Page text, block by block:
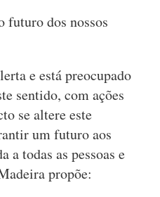
futuro dos nossos
e está preocupado
sentido, com ações
se altere este
um futuro aos
a todas as pessoas e
propõe: